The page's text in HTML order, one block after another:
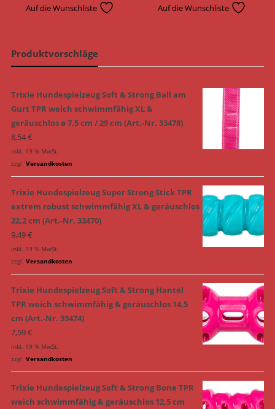
Auf die Wunschliste Auf die Wunschliste
Produktvorschläge
Trixie Hundespielzeug Soft & Strong Ball am
Gurt TPR weich schwimmfähig XL &
geräuschlos ø 7,5 cm / 29 cm (Art.-Nr. 33478)
8,54€
inkl. 19 % MwSt.
zzgl. Versandkosten
Trixie Hundespielzeug Super Strong Stick TPR
extrem robust schwimmfähig XL & geräuschlos
22,2 cm (Art.-Nr. 33470)
9,49€
inkl. 19 % MwSt.
zzgl. Versandkosten
Trixie Hundespielzeug Soft & Strong Hantel
TPR weich schwimmfähig & geräuschlos 14,5
cm (Art.-Nr. 33474)
7,59€
inkl. 19 % MwSt.
zzgl. Versandkosten
Trixie Hundespielzeug Soft & Strong Bone TPR
weich schwimmfähig & geräuschlos 12,5 cm